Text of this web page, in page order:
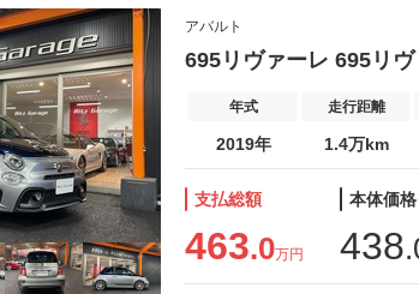
アバルト
695リヴァーレ 695リ
年式 走行距離
2019年 1.4万km
支払総額
463.0万円
本体価格
438